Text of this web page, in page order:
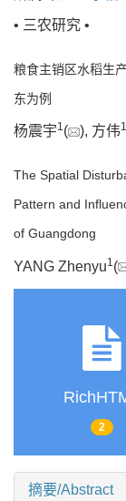
• 三农研究 •
粮食主销区水稻生
东为例
杨震宇1( ), 方伟1
The Spatial
Pattern and
of Guangdong
YANG Zhenyu1 (
2
摘要/Abstract